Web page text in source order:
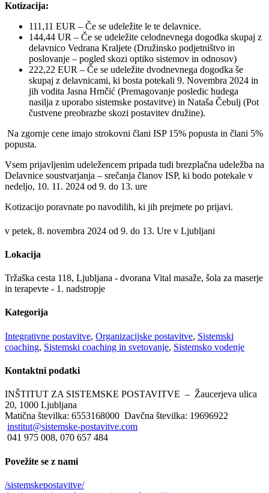
Kotizacija:
111,11 EUR – Če se udeležite le te delavnice.
144,44 UR – Če se udeležite celodnevnega dogodka skupaj z
delavnico Vedrana Kraljete (Družinsko podjetništvo in
poslovanje – pogled skozi optiko sistemov in odnosov)
222,22 EUR – Če se udeležite dvodnevnega dogodka še
skupaj z delavnicami, ki bosta potekali 9. Novembra 2024 in
jih vodita Jasna Hrnčić (Premagovanje posledic hudega
nasilja z uporabo sistemske postavitve) in Nataša Čebulj (Pot
čustvene preobrazbe skozi postavitev družine).
Na zgornje cene imajo strokovni člani ISP 15% popusta in člani 5%
popusta.
Vsem prijavljenim udeležencem pripada tudi brezplačna udeležba na
Delavnice soustvarjanja – srečanja članov ISP, ki bodo potekale v
nedeljo, 10. 11. 2024 od 9. do 13. ure
Kotizacijo poravnate po navodilih, ki jih prejmete po prijavi.
v petek, 8. novembra 2024 od 9. do 13. Ure v Ljubljani
Lokacija
Tržaška cesta 118, Ljubljana - dvorana Vital masaže, šola za maserje
in terapevte - 1. nadstropje
Kategorija
Integrativne postavitve, Organizacijske postavitve, Sistemski
coaching, Sistemski coaching in svetovanje, Sistemsko vodenje
Kontaktni podatki
INŠTITUT ZA SISTEMSKE POSTAVITVE – Žaucerjeva ulica
20, 1000 Ljubljana
Matična številka: 6553168000 Davčna številka: 19696922
institut@sistemske-postavitve.com
041 975 008, 070 657 484
Povežite se z nami
/sistemskepostavitve/